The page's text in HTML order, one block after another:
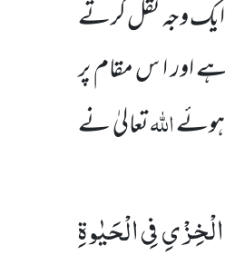
وجہ نقل کرتے
اور ا س مقام پر
ہوئےاللہتعالیٰ نے
فِی الْحَیٰوةِ